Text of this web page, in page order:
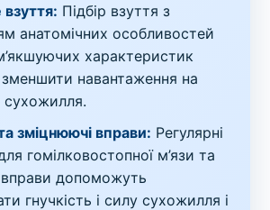
Підбір взуття з
анатомічних особливостей
характеристик
навантаження на
сухожилля.
зміцнюючі вправи: Регулярні
гомілковостопної м’язи та
допоможуть
гнучкість і силу сухожилля і